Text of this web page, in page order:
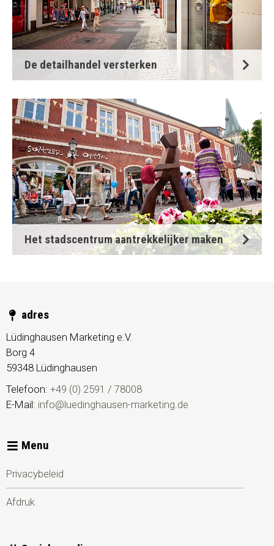
De detailhandel versterken
Het stadscentrum aantrekkelijker maken
adres
Lüdinghausen Marketing e.V.
Borg 4
59348 Lüdinghausen
Telefoon: +49 (0) 2591 / 78008
E-Mail: info@luedinghausen-marketing.de
Menu
Privacybeleid
Afdruk